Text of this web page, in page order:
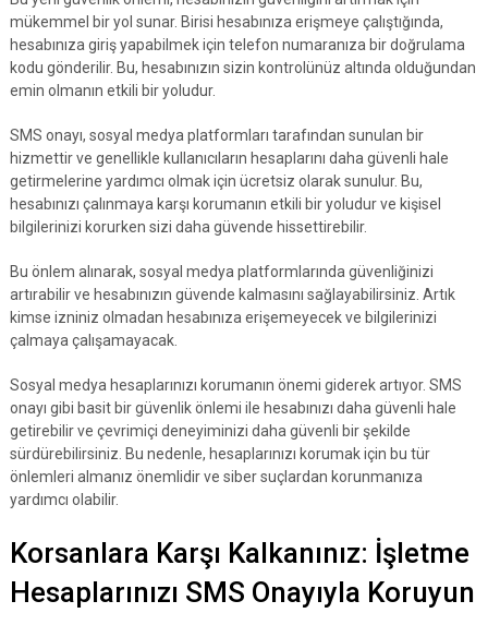
mükemmel bir yol sunar. Birisi hesabınıza erişmeye çalıştığında,
hesabınıza giriş yapabilmek için telefon numaranıza bir doğrulama
kodu gönderilir. Bu, hesabınızın sizin kontrolünüz altında olduğundan
emin olmanın etkili bir yoludur.
SMS onayı, sosyal medya platformları tarafından sunulan bir
hizmettir ve genellikle kullanıcıların hesaplarını daha güvenli hale
getirmelerine yardımcı olmak için ücretsiz olarak sunulur. Bu,
hesabınızı çalınmaya karşı korumanın etkili bir yoludur ve kişisel
bilgilerinizi korurken sizi daha güvende hissettirebilir.
Bu önlem alınarak, sosyal medya platformlarında güvenliğinizi
artırabilir ve hesabınızın güvende kalmasını sağlayabilirsiniz. Artık
kimse izniniz olmadan hesabınıza erişemeyecek ve bilgilerinizi
çalmaya çalışamayacak.
Sosyal medya hesaplarınızı korumanın önemi giderek artıyor. SMS
onayı gibi basit bir güvenlik önlemi ile hesabınızı daha güvenli hale
getirebilir ve çevrimiçi deneyiminizi daha güvenli bir şekilde
sürdürebilirsiniz. Bu nedenle, hesaplarınızı korumak için bu tür
önlemleri almanız önemlidir ve siber suçlardan korunmanıza
yardımcı olabilir.
Korsanlara Karşı Kalkanınız: İşletme
Hesaplarınızı SMS Onayıyla Koruyun